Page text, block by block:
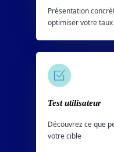
Présentation
optimiser votre
Test utilisateur
Découvrez ce que
votre cible